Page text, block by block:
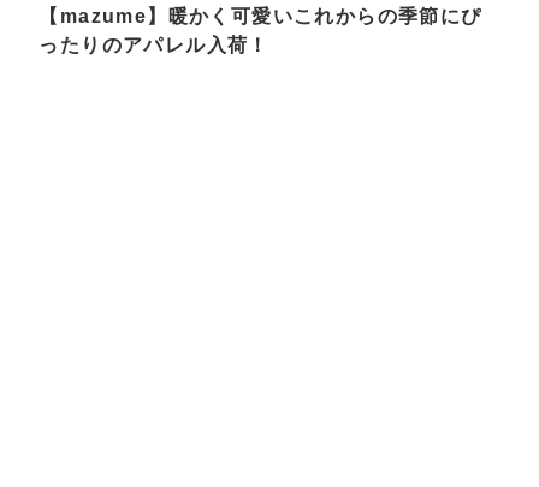
【mazume】暖かく可愛いこれからの季節にぴ
ったりのアパレル入荷！